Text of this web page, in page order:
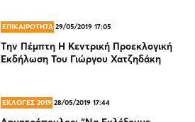
ΕΠΙΚΑΙΡΟΤΗΤΑ 29/05/2019 17:05
Tην Πέμπτη Η Κεντρική Προεκλογική
Εκδήλωση Του Γιώργου Χατζηδάκη
ΕΚΛΟΓΕΣ 2019 28/05/2019 17:44